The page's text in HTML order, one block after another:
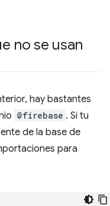
no se usan
hay bastantes
@firebase . Si tu
de la base de
para